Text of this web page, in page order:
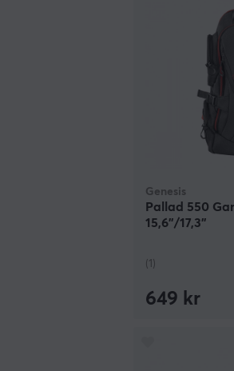
Genesis
Pallad 550
15,6”/17,3”
(1)
649 kr